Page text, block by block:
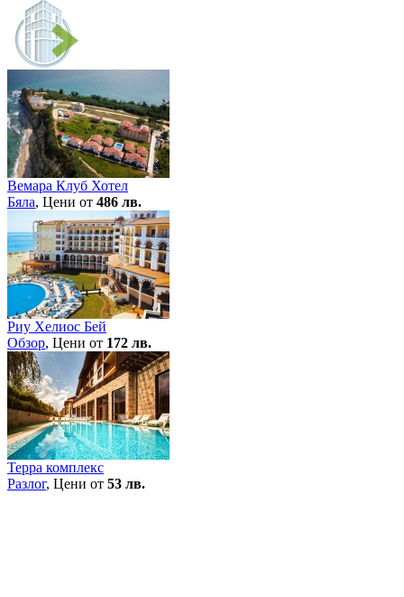
Вемара Клуб Хотел
Бяла, Цени от 486 лв.
Риу Хелиос Бей
Обзор, Цени от 172 лв.
Терра комплекс
Разлог, Цени от 53 лв.